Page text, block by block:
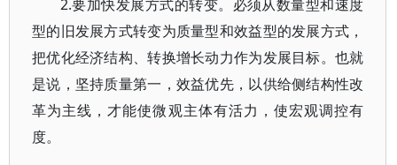
2.要加快发展方式的转变。必须从数量型和速度
型的旧发展方式转变为质量型和效益型的发展方式，
把优化经济结构、转换增长动力作为发展目标。也就
是说，坚持质量第一，效益优先，以供给侧结构性改
革为主线，才能使微观主体有活力，使宏观调控有
度。